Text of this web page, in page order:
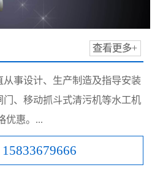
查看更多+
事设计、生产制造及指导安装
、移动抓斗式清污机等水工机
优惠。...
15833679666